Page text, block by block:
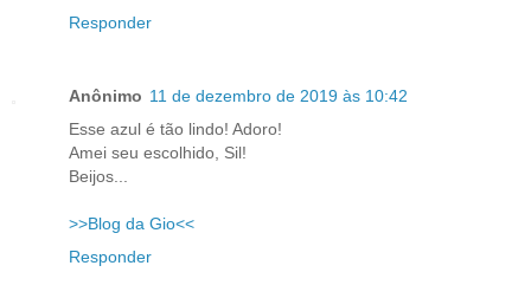
Responder
Anônimo 11 de dezembro de 2019 às 10:42
Esse azul é tão lindo! Adoro!
Amei seu escolhido, Sil!
Beijos...
>>Blog da Gio<<
Responder